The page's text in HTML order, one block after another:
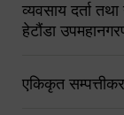
व्यवसाय दर्ता
हेटौंडा
एकिकृत